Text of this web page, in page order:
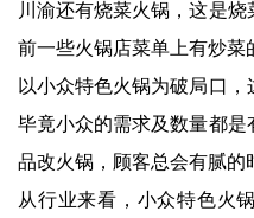
川渝还有烧菜火锅，这是
前一些火锅店菜单上有炒菜
以小众特色火锅为破局口，
毕竟小众的需求及数量都
品改火锅，顾客总会有腻的
从行业来看，小众特色火